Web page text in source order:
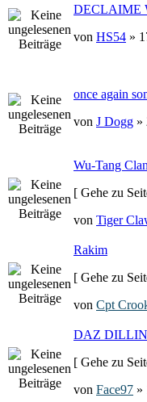
DECLAIME
von HS54 »
once again
von J Dogg »
Wu-Tang
[ Gehe zu
von Tiger
Rakim
[ Gehe zu
von Cpt
DAZ
[ Gehe zu
von Face97 »